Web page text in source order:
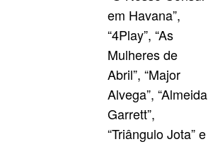
em Havana”,
“4Play”, “As
Mulheres de
Abril”, “Major
Alvega”, “Almeida
Garrett”,
“Triângulo Jota” e